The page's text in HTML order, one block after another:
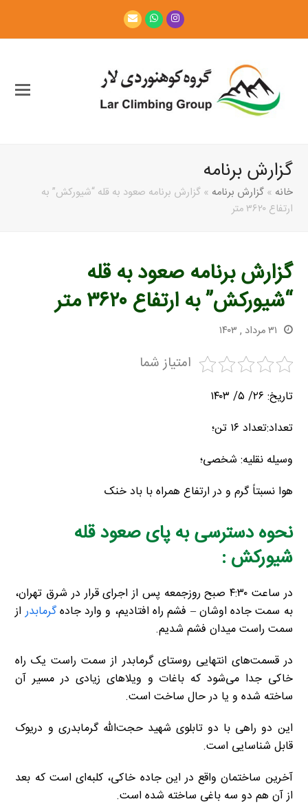
Instagram
Whatsapp
Email
گزارش برنامه
خانه »گزارش برنامه »گزارش برنامه صعود به قله “شیورکش” به
ارتفاع ۳۶۲۰ متر
گزارش برنامه صعود به قله
“شیورکش” به ارتفاع ۳۶۲۰ متر
۳۱ مرداد , ۱۴۰۳
امتیاز شما
تاریخ: ۲۶/ ۵/ ۱۴۰۳
تعداد:تعداد ۱۶ تن؛
وسیله نقلیه: شخصی؛
هوا نسبتاً گرم و در ارتفاع همراه با باد خنک
نحوه دسترسی به پای صعود قله
شیورکش :
در ساعت ۴:۳۰ صبح روزجمعه پس از اجرای قرار در شرق تهران،
به سمت جاده اوشان – فشم راه افتادیم، و وارد جادهگرمابدراز
سمت راست میدان فشم شدیم.
در قسمت‌های انتهایی روستای گرمابدر از سمت راست یک راه
خاکی جدا می‌شود که باغات و ویلا‌های زیادی در مسیر آن
ساخته شده و یا در حال ساخت است.
این دو راهی با دو تابلوی شهید حجت‌الله گرمابدری و دریوک
قابل شناسایی است.
آخرین ساختمان واقع در این جاده خاکی، کلبه‌ای است که بعد
از آن هم دو سه باغی ساخته شده است.